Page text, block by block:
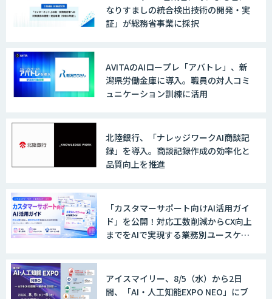
なりすましの統合検出技術の開発・実
証」が総務省事業に採択
AVITAのAIロープレ「アバトレ」、新
潟県労働金庫に導入。職員の対人コミ
ュニケーション訓練に活用
北陸銀行、「ナレッジワークAI商談記
録」を導入。商談記録作成の効率化と
品質向上を推進
「カスタマーサポート向けAI活用ガイ
ド」を公開！対応工数削減からCX向上
までをAIで実現する業務別ユースケー
アイスマイリー、8/5（水）から2日
間、「AI・人工知能EXPO NEO」にブ